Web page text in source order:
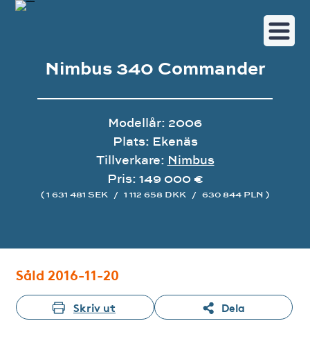
Nimbus 340 Commander
Modellår: 2006
Plats: Ekenäs
Tillverkare: Nimbus
Pris: 149 000 €
( 1 631 481 SEK / 1 112 658 DKK / 630 844 PLN )
Såld 2016-11-20
Skriv ut Dela